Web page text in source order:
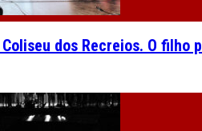
dos Recreios. O